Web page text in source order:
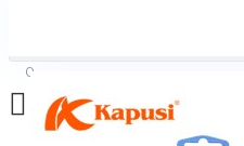
0